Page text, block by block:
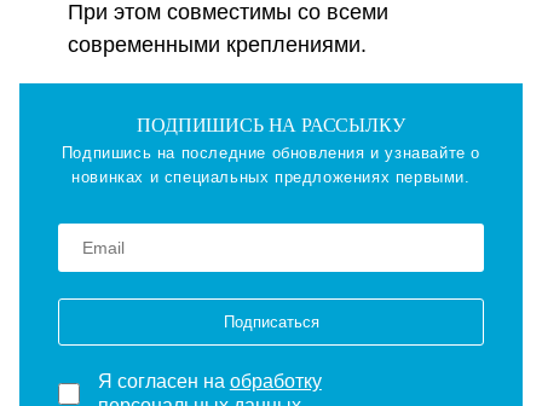
При этом совместимы со всеми
современными креплениями.
ПОДПИШИСЬ НА РАССЫЛКУ
Подпишись на последние обновления и узнавайте о
новинках и специальных предложениях первыми.
Подписаться
Я согласен на обработку